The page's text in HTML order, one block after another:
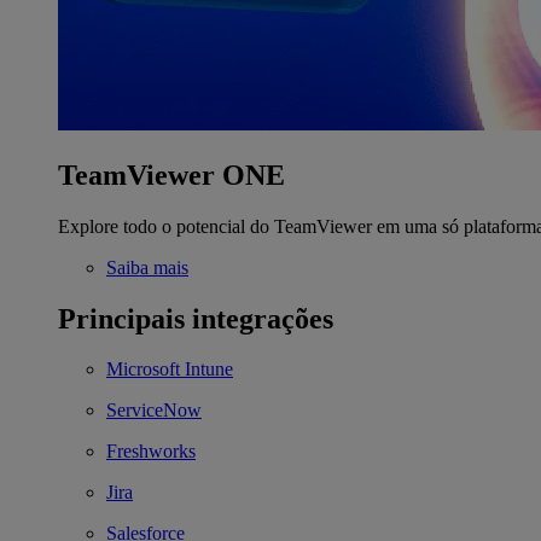
TeamViewer ONE
Explore todo o potencial do TeamViewer em uma só
Saiba mais
Principais integrações
Microsoft Intune
ServiceNow
Freshworks
Jira
Salesforce